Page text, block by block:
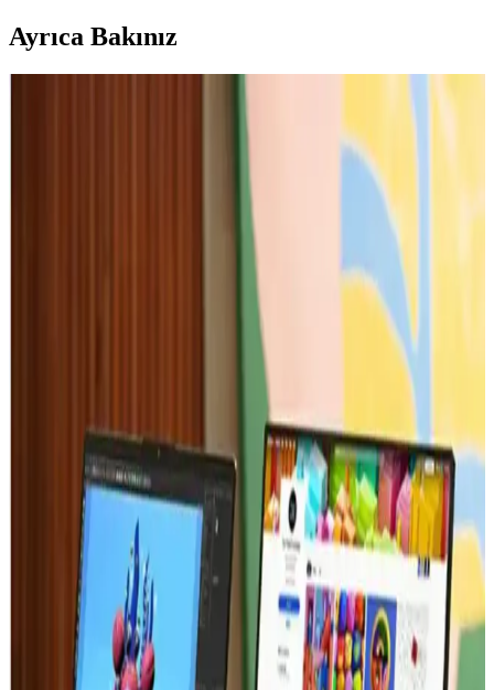
Ayrıca Bakınız
Yoğun Ebeveynler ve Uzaktan Çalışanlar İçin Basit
ve Etkili Teknoloji Çözümleri
Uzaktan çalışan ebeveynler için zaman yönetimini kolaylaştıran
akıllı cihazlar ve yapay zeka destekli uygulamalar, iş ve aile
Zoom ve Elektronik Cihazlar Arasındaki Bağlantı:
Güncel Özellikler ve Kullanım Alanları
Zoom'un yüksek kaliteli iletişim, çoklu platform desteği ve güvenlik
özellikleri, elektronik ve gadget dünyasında vazgeçilmez hale
getiriyor. Bu platform, uzaktan iletişimde yeni standartlar belirliyor.
Dijital Erişim Fırsatları ve Telefonlar İçin Yeni
Teknolojik Gelişmeler
Gelişen teknolojiler sayesinde telefonlar üzerinden yüksek hızlı
internet ve mobil uygulamalarla dijital erişim imkanları artıyor,
yaşam ve iş alanlarında büyük değişiklikler yaşanıyor.
Casper Nirvana C550 Dizüstü Bilgisayar ve Güncel
Teknoloji Trendleri Analizi
Casper Nirvana C550, hafifliği ve performansıyla öne çıkan
taşınabilir bir dizüstü bilgisayar. Güncel teknolojiler ve yapay zeka
destekli platformlarla entegre çalışarak verimliliği artırıyor.